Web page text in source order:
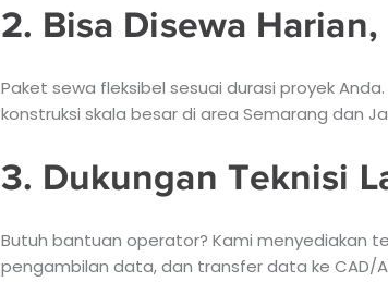
2. Bisa Disewa
Paket sewa fleksibel sesuai durasi proyek
konstruksi skala besar di area Semarang dan
3. Dukungan Teknisi
Butuh bantuan operator? Kami menyediakan
pengambilan data, dan transfer data ke CAD/